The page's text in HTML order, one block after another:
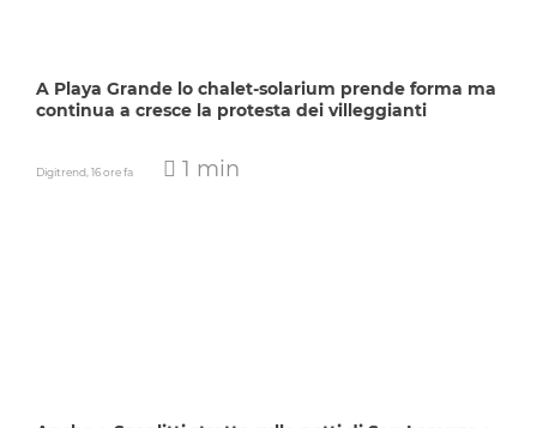
A Playa Grande lo chalet-solarium prende forma ma
continua a cresce la protesta dei villeggianti
Digitrend,16 ore fa 1 min